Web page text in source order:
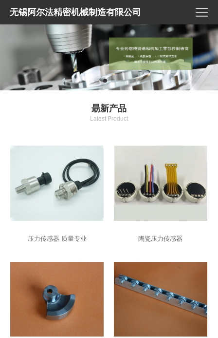
无锡阿尔法精密机械制造有限公司
朂新产品
Latest Product
压力传感器 质量专业 陶瓷压力传感器